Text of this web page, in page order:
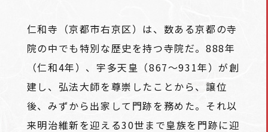
仁和寺（京都市右京区）は、数ある京都の寺
院の中でも特別な歴史を持つ寺院だ。888年
（仁和4年）、宇多天皇（867～931年）が創
建し、弘法大師を尊崇したことから、譲位
後、みずから出家して門跡を務めた。それ以
来明治維新を迎える30世まで皇族を門跡に迎